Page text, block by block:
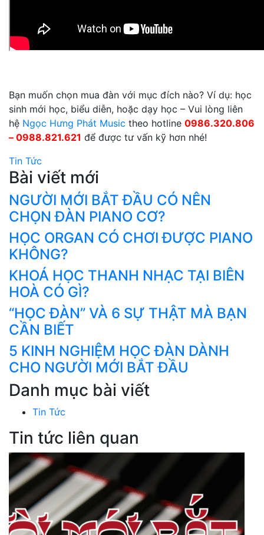
Bạn muốn chọn mua đàn với mục đích nào? Ví dụ: học
sinh mới học, biểu diễn, hoặc dạy học – Vui lòng liên
hệ Ngọc Hưng Phát Music theo hotline 0986.320.806
– 0988.821.621 để được tư vấn kỹ hơn nhé!
Tin Tức
Bài viết mới
NGƯỜI MỚI BẮT ĐẦU CÓ NÊN
CHỌN ĐÀN PIANO CƠ?
HỌC ORGAN CÓ CHƠI ĐƯỢC PIANO
KHÔNG?
KHOÁ HỌC THANH NHẠC TẠI BIÊN
HOÀ CÓ GÌ?
“HỌC ĐÀN” VÀ 6 SỰ THẬT MÀ BẠN
CẦN BIẾT
5 KINH NGHIỆM HỌC ĐÀN DÀNH
CHO NGƯỜI MỚI BẮT ĐẦU
Danh mục bài viết
Tin Tức
Tin tức liên quan